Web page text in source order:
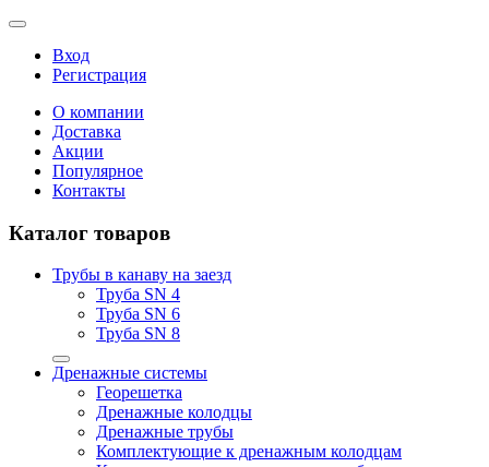
Вход
Регистрация
О компании
Доставка
Акции
Популярное
Контакты
Каталог товаров
Трубы в канаву на заезд
Труба SN 4
Труба SN 6
Труба SN 8
Дренажные системы
Георешетка
Дренажные колодцы
Дренажные трубы
Комплектующие к дренажным колодцам